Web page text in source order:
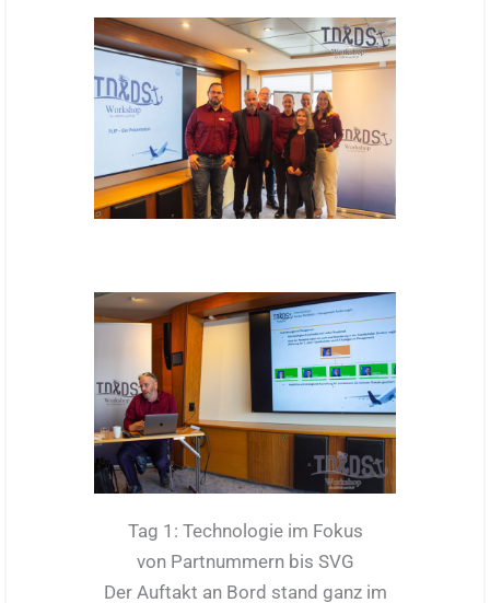
Tag 1: Technologie im Fokus
von Partnummern bis SVG
Der Auftakt an Bord stand ganz im